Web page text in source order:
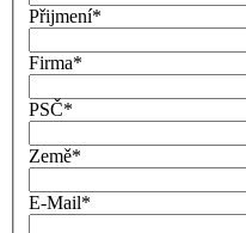
Přijmení*
Firma*
PSČ*
Země*
E-Mail*